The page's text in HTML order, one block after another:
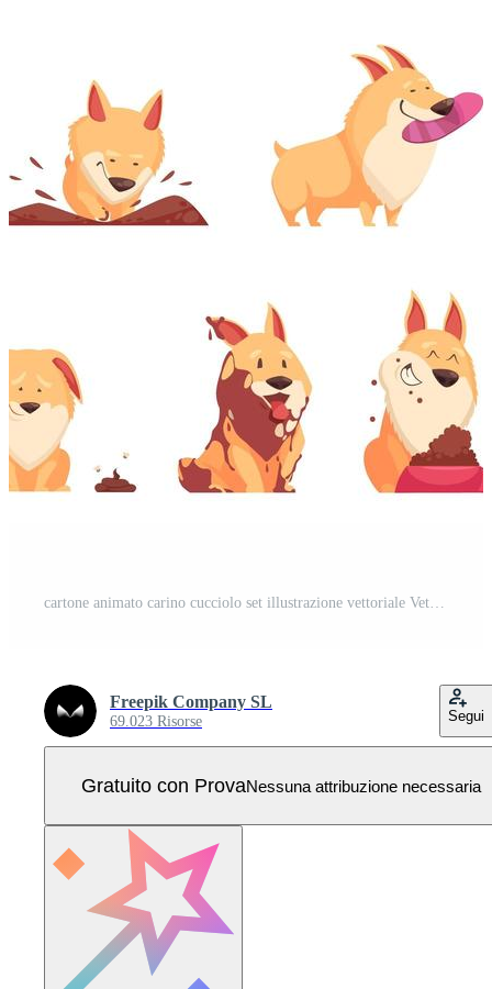
cartone animato carino cucciolo set illustrazione vettoriale Vettore Pro
Freepik Company SL
69.023 Risorse Segui
Gratuito con ProvaNessuna attribuzione necessaria